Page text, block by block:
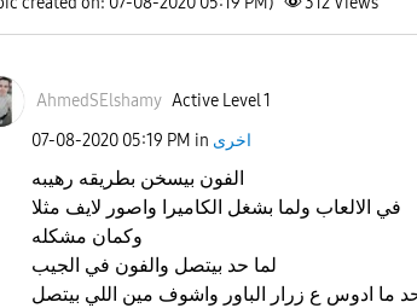
AhmedSElshamy Active Level 1
‎07-08-2020 05:19 PM in اخرى
الفون بيسخن بطريقه رهيبه
في الالعاب ولما بشغل الكاميرا واصور لايف مثلا
وكمان مشكله
ما ادوس ع زرار الباور واشوف مين اللي بيتصل